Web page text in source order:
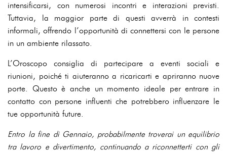
intensificarsi, con numerosi incontri e interazioni previsti.
Tuttavia, la maggior parte di questi avverrà in contesti
informali, offrendo l’opportunità di connettersi con le persone
in un ambiente rilassato.
L’Oroscopo consiglia di partecipare a eventi sociali e
riunioni, poiché ti aiuteranno a ricaricarti e apriranno nuove
porte. Questo è anche un momento ideale per entrare in
contatto con persone influenti che potrebbero influenzare le
tue opportunità future.
Entro la fine di Gennaio, probabilmente troverai un equilibrio
tra lavoro e divertimento, continuando a riconnetterti con gli